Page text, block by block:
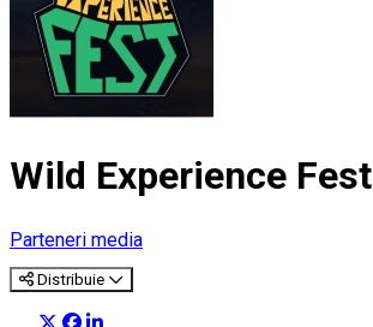
Wild Experience Fest
Parteneri media
Distribuie